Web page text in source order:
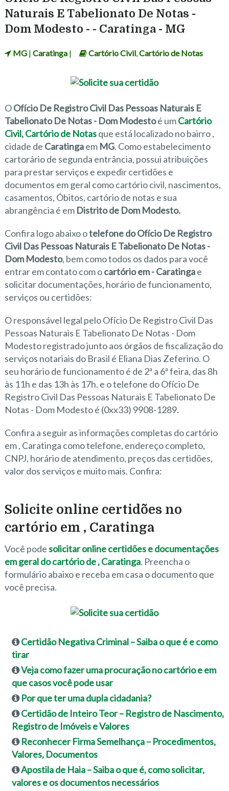
Naturais E Tabelionato De Notas -
Dom Modesto - - Caratinga - MG
MG| Caratinga| Cartório Civil,Cartório de Notas
OOfício De Registro Civil Das Pessoas Naturais E
Tabelionato De Notas - Dom Modestoé umCartório
Civil,Cartório de Notasque está localizado no bairro,
cidade de Caratingaem MG. Como estabelecimento
cartorário de segunda entrância, possui atribuições
para prestar serviços e expedir certidões e
documentos em geral como cartório civil, nascimentos,
casamentos, Óbitos, cartório de notas e sua
abrangência é em Distrito de Dom Modesto.
Confira logo abaixo otelefone do Ofício De Registro
Civil Das Pessoas Naturais E Tabelionato De Notas -
Dom Modesto, bem como todos os dados para você
entrar em contato com ocartório em - Caratingae
solicitar documentações, horário de funcionamento,
serviços ou certidões:
O responsável legal pelo Ofício De Registro Civil Das
Pessoas Naturais E Tabelionato De Notas - Dom
Modesto registrado junto aos órgãos de fiscalização do
serviços notariais do Brasil é Eliana Dias Zeferino. O
seu horário de funcionamento é de 2ª a 6ª feira, das 8h
às 11h e das 13h às 17h. e o telefone do Ofício De
Registro Civil Das Pessoas Naturais E Tabelionato De
Notas - Dom Modesto é (0xx33) 9908-1289.
Confira a seguir as informações completas do cartório
em , Caratinga como telefone, endereço completo,
CNPJ, horário de atendimento, preços das certidões,
valor dos serviços e muito mais. Confira:
Solicite online certidões no
cartório em , Caratinga
Você podesolicitar online certidões e documentações
em geral do cartório de , Caratinga. Preencha o
formulário abaixo e receba em casa o documento que
você precisa.
Certidão Negativa Criminal – Saiba o que é e como
tirar
Veja como fazer uma procuração no cartório e em
que casos você pode usar
Por que ter uma dupla cidadania?
Certidão de Inteiro Teor – Registro de Nascimento,
Registro de Imóveis e Valores
Reconhecer Firma Semelhança – Procedimentos,
Valores, Documentos
Apostila de Haia – Saiba o que é, como solicitar,
valores e os documentos necessários